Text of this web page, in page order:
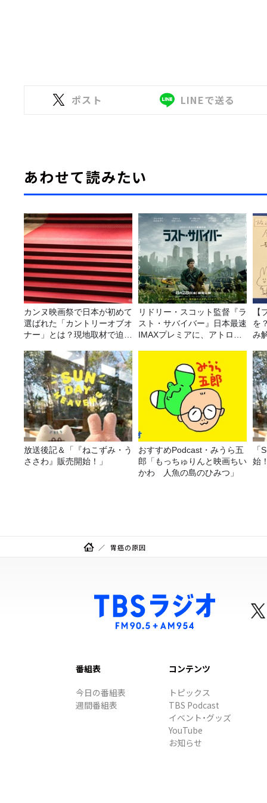
ポスト LINEで送る
あわせて読みたい
カンヌ映画祭で日本が初めて
選ばれた「カントリーオブオ
ナー」とは？現地取材で迫る
リドリー・スコット監督『ラ
スト・サバイバー』日本最速
IMAXプレミアに、アトロク
を
み
放送後記＆「『ねこずみ・う
ささわ』販売開始！」
おすすめPodcast・みうら五
郎「もっちゅりんと映画ちい
かわ 人魚の島のひみつ」
始
胃癌の原因
番組表
今日の番組表
週間番組表
コンテンツ
トピックス
TBS Podcast
イベント・グッズ
YouTube
お知らせ